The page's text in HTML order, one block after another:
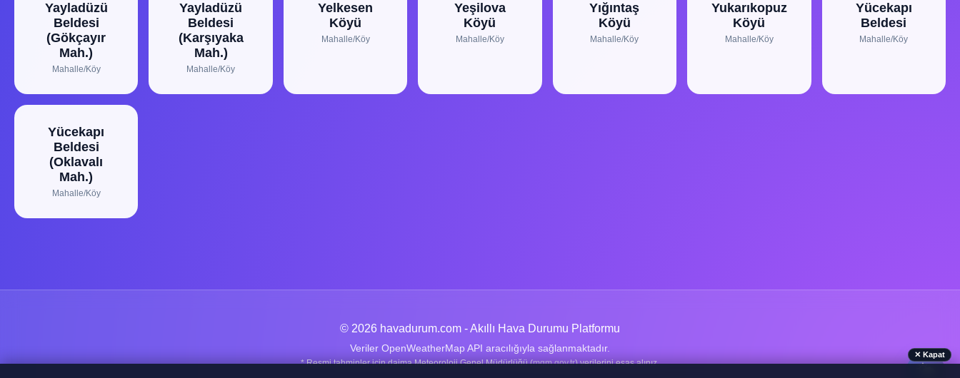
Yayladüzü
Beldesi
(Gökçayır
Mah.)
Mahalle/Köy
Yayladüzü
Beldesi
(Karşıyaka
Mah.)
Mahalle/Köy
Yelkesen
Köyü
Mahalle/Köy
Yeşilova
Köyü
Mahalle/Köy
Yığıntaş
Köyü
Mahalle/Köy
Yukarıkopuz
Köyü
Mahalle/Köy
Yücekapı
Beldesi
Mahalle/Köy
Yücekapı
Beldesi
(Oklavalı
Mah.)
Mahalle/Köy
© 2026 havadurum.com - Akıllı Hava Durumu Platformu
Veriler OpenWeatherMap API aracılığıyla sağlanmaktadır.
* Resmi tahminler için daima Meteoroloji Genel Müdürlüğü (mgm.gov.tr) verilerini esas alınız. 🌤️
✕ Kapat